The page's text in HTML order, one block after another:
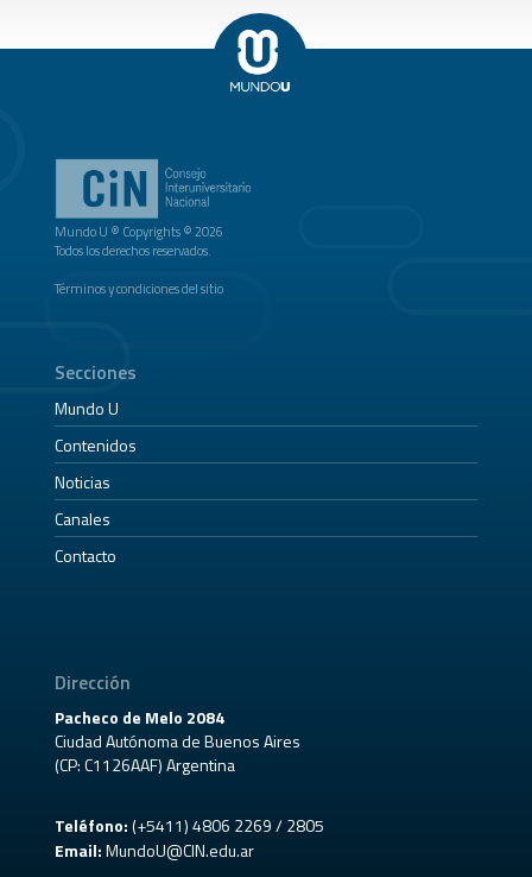
Mundo U ® Copyrights © 2026
Todos los derechos reservados.
Términos y condiciones del sitio
Secciones
Mundo U
Contenidos
Noticias
Canales
Contacto
Dirección
Pacheco de Melo 2084
Ciudad Autónoma de Buenos Aires
(CP: C1126AAF) Argentina
Teléfono:(+5411) 4806 2269 / 2805
Email: MundoU@CIN.edu.ar